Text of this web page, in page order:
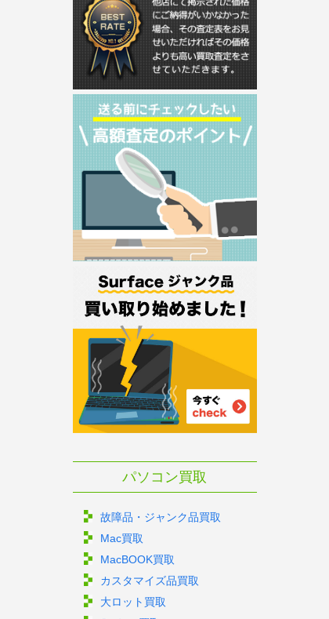
パソコン買取
故障品・ジャンク品買取
Mac買取
MacBOOK買取
カスタマイズ品買取
大ロット買取